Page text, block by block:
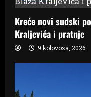
Kreće novi sudski
Kraljevića i pratnje
9 kolovoza, 2026